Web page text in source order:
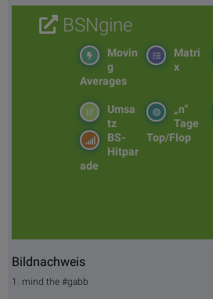
BSNgine
Matri
x
Movin
g
Averages
„n“
Tage
Top/Flop
Umsa
tz
BS-
Hitpar
ade
Bildnachweis
1. mind the #gabb